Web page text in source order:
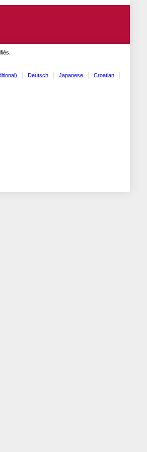
Deutsch Japanese
Croatian